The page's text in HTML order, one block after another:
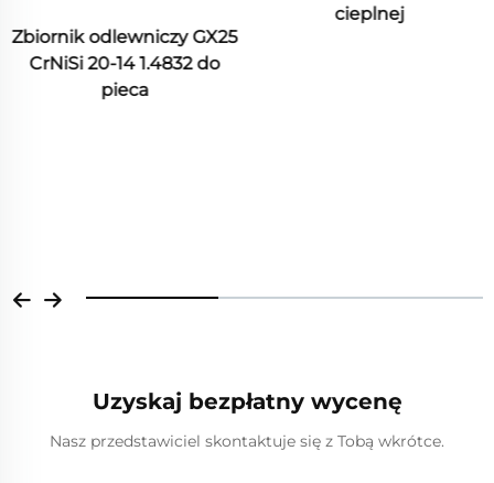
Uzyskaj bezpłatny wycenę
Nasz przedstawiciel skontaktuje się z Tobą wkrótce.